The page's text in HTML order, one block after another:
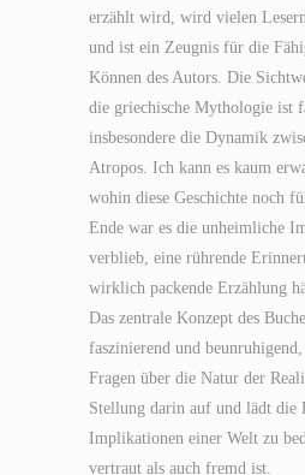
erzählt wird, wird vielen
und ist ein Zeugnis für die
Können des Autors. Die
die griechische Mythologie ist
insbesondere die Dynamik
Atropos. Ich kann es kaum
wohin diese Geschichte noch
Ende war es die unheimliche
verblieb, eine rührende
wirklich packende Erzählung
Das zentrale Konzept des
faszinierend und
Fragen über die Natur der
Stellung darin auf und lädt die
Implikationen einer Welt zu
vertraut als auch fremd ist.